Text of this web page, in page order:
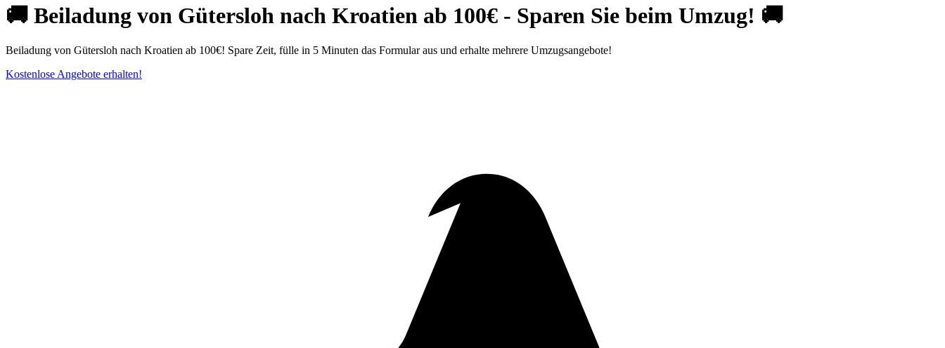
🚚 Beiladung von Gütersloh nach Kroatien ab 100€ - Sparen Sie beim Umzug! 🚚
Beiladung von Gütersloh nach Kroatien ab 100€! Spare Zeit, fülle in 5 Minuten das Formular aus und erhalte mehrere Umzugsangebote!
Kostenlose Angebote erhalten!